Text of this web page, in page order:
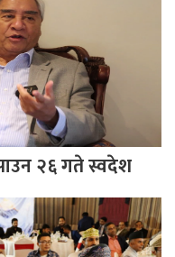
साउन २६ गते स्वदेश